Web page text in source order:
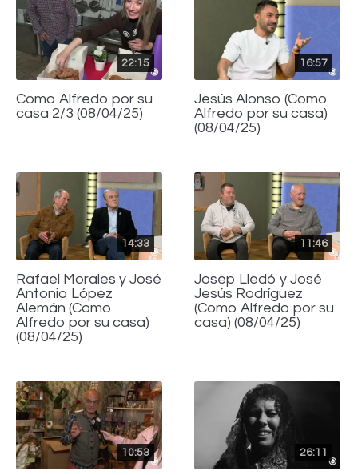
22:15
Como Alfredo por su
casa 2/3 (08/04/25)
16:57
Jesús Alonso (Como
Alfredo por su casa)
(08/04/25)
14:33
Rafael Morales y José
Antonio López
Alemán (Como
Alfredo por su casa)
(08/04/25)
11:46
Josep Lledó y José
Jesús Rodríguez
(Como Alfredo por su
casa) (08/04/25)
10:53 26:11